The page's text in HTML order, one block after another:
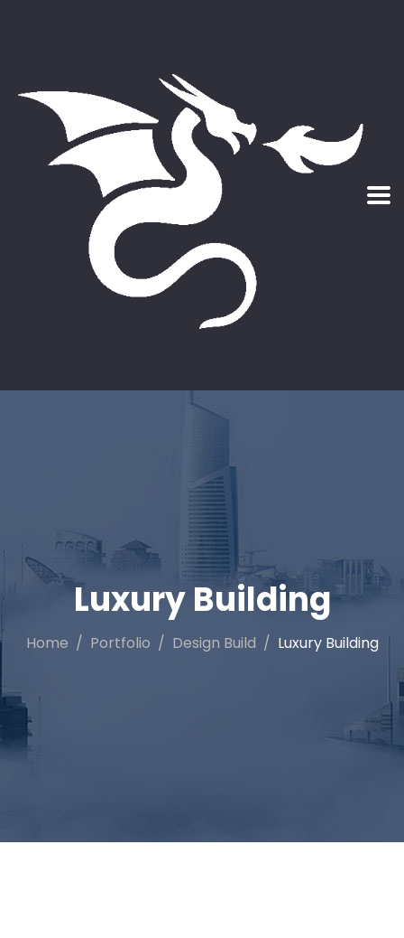
Luxury Building
Home Portfolio Design Build Luxury Building